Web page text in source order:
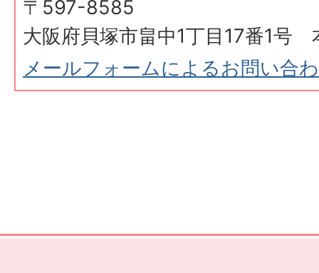
〒597-8585
大阪府貝塚市畠中1丁目17番1号
メールフォームによるお問い合